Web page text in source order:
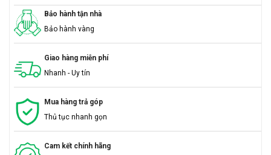
Bảo hành tận nhà
Bảo hành vàng
Giao hàng miễn phí
Nhanh - Uy tín
Mua hàng trả góp
Thủ tục nhanh gọn
Cam kết chính hãng